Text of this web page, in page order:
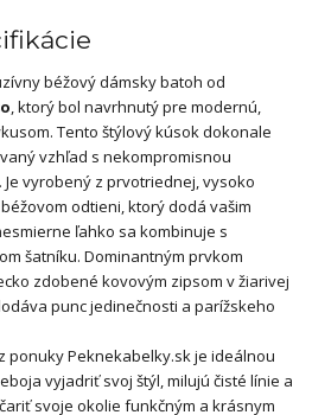
béžový dámsky batoh od
, ktorý bol navrhnutý pre modernú,
Tento štýlový kúsok dokonale
vzhľad s nekompromisnou
vyrobený z prvotriednej, vysoko
odtieni, ktorý dodá vašim
ľahko sa kombinuje s
šatníku. Dominantným prvkom
zdobené kovovým zipsom v žiarivej
punc jedinečnosti a parížskeho
ponuky Peknekabelky.sk je ideálnou
vyjadriť svoj štýl, milujú čisté línie a
svoje okolie funkčným a krásnym